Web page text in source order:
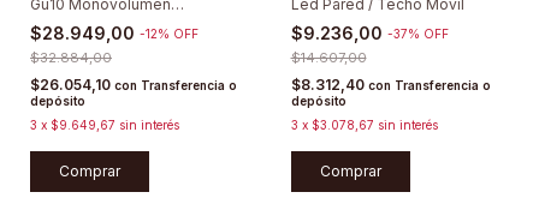
Gu10 Monovolumen
Minimalista
$28.949,00 -12% OFF
$32.884,00
$26.054,10 con Transferencia o
depósito
3 x $9.649,67 sin interés
Comprar
Led Pared / Techo Móvil
$9.236,00 -37% OFF
$14.607,00
$8.312,40 con Transferencia o
depósito
3 x $3.078,67 sin interés
Comprar